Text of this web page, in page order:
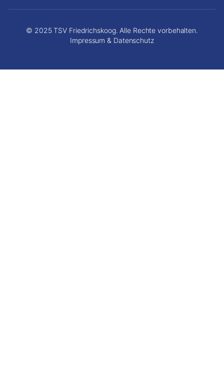
© 2025 TSV Friedrichskoog. Alle Rechte vorbehalten.
Impressum & Datenschutz